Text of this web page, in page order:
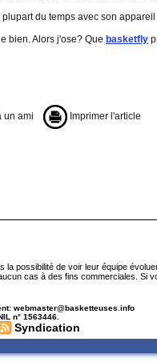
du temps avec son
bien. Alors j'ose? Que basketfly
un ami Imprimer l'article
possibilité de voir leur équipe
cas à des fins commerciales. Si
webmaster@basketteuses.info
n° 1563446.
Syndication